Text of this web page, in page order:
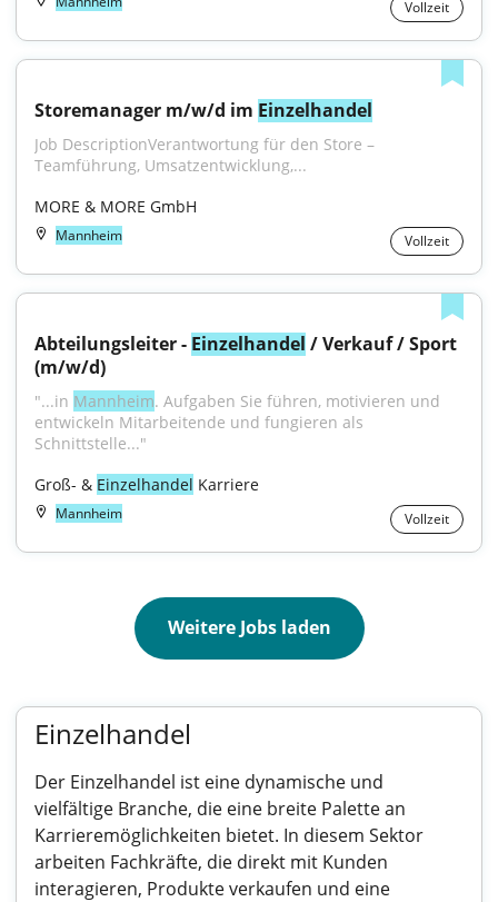
Vollzeit
Storemanager m/w/d im Einzelhandel
Job DescriptionVerantwortung für den Store –
Teamführung, Umsatzentwicklung,...
MORE & MORE GmbH
Mannheim Vollzeit
Abteilungsleiter - Einzelhandel / Verkauf / Sport
(m/w/d)
"...in Mannheim. Aufgaben Sie führen, motivieren und
entwickeln Mitarbeitende und fungieren als
Schnittstelle..."
Groß- & Einzelhandel Karriere
Mannheim Vollzeit
Weitere Jobs laden
Einzelhandel
Der Einzelhandel ist eine dynamische und
vielfältige Branche, die eine breite Palette an
Karrieremöglichkeiten bietet. In diesem Sektor
arbeiten Fachkräfte, die direkt mit Kunden
interagieren, Produkte verkaufen und eine